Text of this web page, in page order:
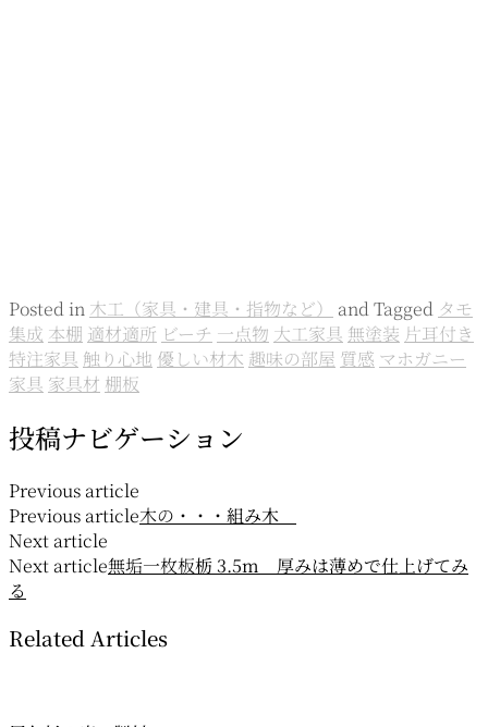
Posted in 木工（家具・建具・指物など） andTagged タモ
集成 本棚 適材適所 ビーチ 一点物 大工家具 無塗装 片耳付き
特注家具 触り心地 優しい材木 趣味の部屋 質感 マホガニー
家具 家具材 棚板
投稿ナビゲーション
Previous article
Previous article木の・・・ 組み木
Next article
Next article無垢一枚板栃 3.5m 厚みは薄めで仕上げてみ
る
Related Articles